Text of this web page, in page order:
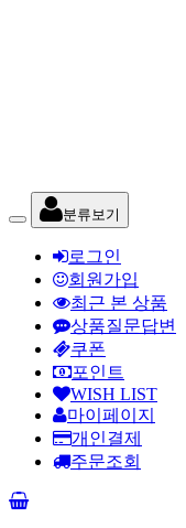
분류보기
로그인
회원가입
최근 본 상품
상품질문답변
쿠폰
포인트
WISH LIST
마이페이지
개인결제
주문조회